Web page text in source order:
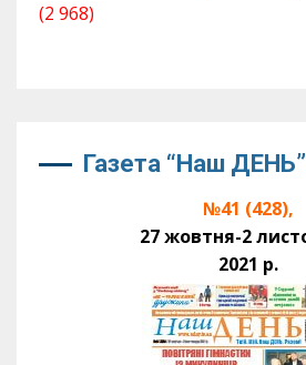
(2 968)
Газета “Наш
№41 (428),
27 жовтня-2
2021 р.